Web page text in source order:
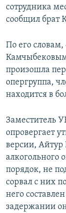
сотрудника
сообщил брат
По его
произошла
опергруппа,
находится в
Заместитель
опровергает
версии, Айтур
алкогольного
порядок, не
сорвал с них
него
задержании